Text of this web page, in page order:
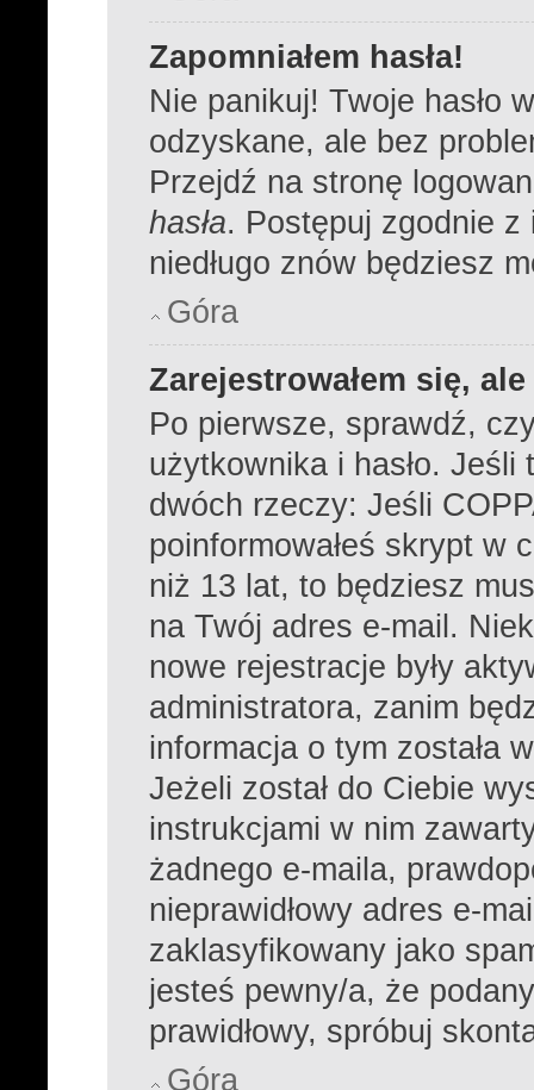
Zapomniałem hasła!
Nie panikuj! Twoje hasło
odzyskane, ale bez
Przejdź na stronę
hasła. Postępuj zgodnie
niedługo znów będziesz
Góra
Zarejestrowałem się,
Po pierwsze, sprawdź,
użytkownika i hasło. Jeśli
dwóch rzeczy: Jeśli
poinformowałeś skrypt w
niż 13 lat, to będziesz
na Twój adres e-mail.
nowe rejestracje były
administratora, zanim
informacja o tym została
Jeżeli został do Ciebie
instrukcjami w nim
żadnego e-maila,
nieprawidłowy adres e-
zaklasyfikowany jako
jesteś pewny/a, że
prawidłowy, spróbuj
Góra